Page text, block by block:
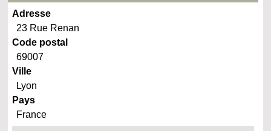
Adresse
23 Rue Renan
Code postal
69007
Ville
Lyon
Pays
France